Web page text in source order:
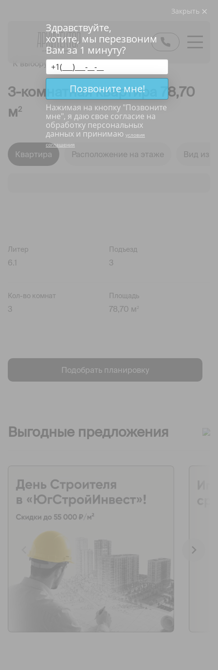
К выбору квартир
3-комнатная квартира 78,70
м2
Литер
6.1
Подъезд
3
Кол-во комнат
3
Площадь
78,70 м 2
Подобрать планировку
Квартира Расположение на этаже Вид из
Выгодные предложения
Закрыть
Здравствуйте,
хотите, мы перезвоним
Вам за 1 минуту?
Позвоните мне!
Нажимая на кнопку "Позвоните
мне", я даю свое согласие на
обработку персональных
данных и принимаю условия
соглашения